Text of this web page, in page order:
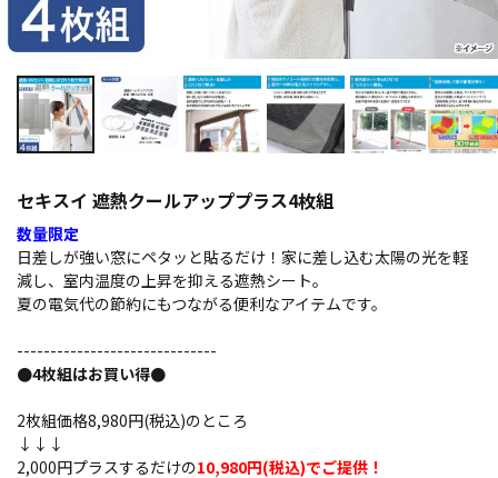
セキスイ 遮熱クールアッププラス4枚組
数量限定
日差しが強い窓にペタッと貼るだけ！家に差し込む太陽の光を軽
減し、室内温度の上昇を抑える遮熱シート。
夏の電気代の節約にもつながる便利なアイテムです。
------------------------------
●4枚組はお買い得●
2枚組価格8,980円(税込)のところ
↓↓↓
2,000円プラスするだけの10,980円(税込)でご提供！